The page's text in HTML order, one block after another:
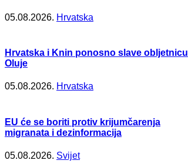
05.08.2026. Hrvatska
Hrvatska i Knin ponosno slave obljetnicu
Oluje
05.08.2026. Hrvatska
EU će se boriti protiv krijumčarenja
migranata i dezinformacija
05.08.2026. Svijet